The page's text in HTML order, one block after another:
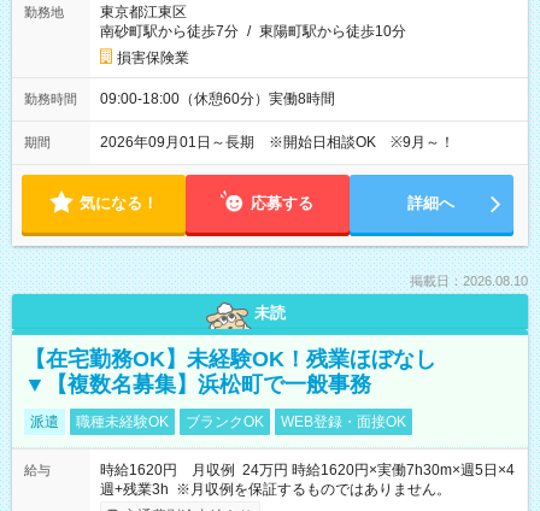
勤務地
東京都江東区
南砂町駅から徒歩7分 / 東陽町駅から徒歩10分
損害保険業
勤務時間 09:00-18:00（休憩60分）実働8時間
期間 2026年09月01日～長期 ※開始日相談OK ※9月～！
気になる！ 応募する 詳細へ
掲載日：2026.08.10
未読
【在宅勤務OK】未経験OK！残業ほぼなし
▼【複数名募集】浜松町で一般事務
派遣 職種未経験OK ブランクOK WEB登録・面接OK
給与
時給1620円 月収例 24万円 時給1620円×実働7h30m×週5日×4
週+残業3h ※月収例を保証するものではありません。